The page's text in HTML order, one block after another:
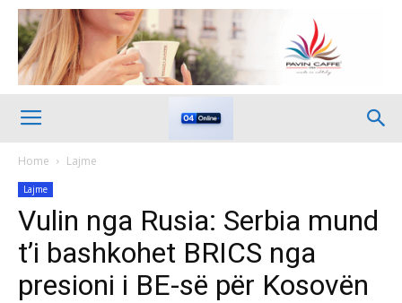
Home Lajme
Lajme
Vulin nga Rusia: Serbia mund
t’i bashkohet BRICS nga
presioni i BE-së për Kosovën